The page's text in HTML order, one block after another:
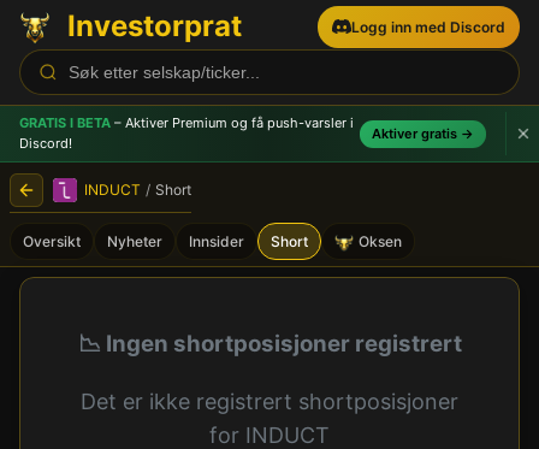
Investorprat Logg inn med Discord
GRATIS I BETA – Aktiver Premium og få push-varsler i
Discord!
Aktiver gratis →
INDUCT / Short
Oversikt Nyheter Innsider Short Oksen
📉 Ingen shortposisjoner registrert
Det er ikke registrert shortposisjoner
for INDUCT